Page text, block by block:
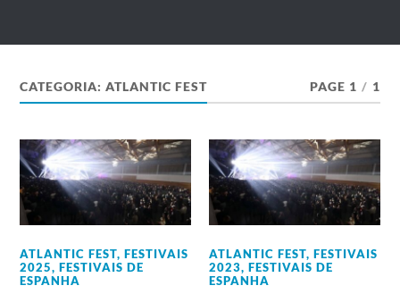
CATEGORIA:ATLANTIC FEST PAGE 1 / 1
ATLANTIC FEST,FESTIVAIS
2025,FESTIVAIS DE
ESPANHA
ATLANTIC FEST,FESTIVAIS
2023,FESTIVAIS DE
ESPANHA